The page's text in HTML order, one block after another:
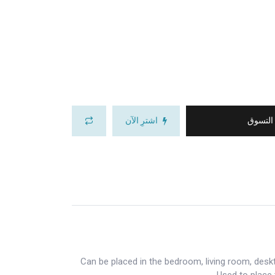
التسوق اشترِ الآن
Can be placed in the bedroom, living room,